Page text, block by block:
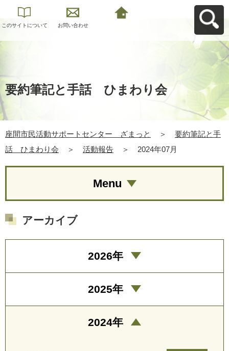
このサイトについて お問い合わせ
要約筆記と手話 ひまわり会
座間市民活動サポートセンター ざまっと ＞
要約筆記と手
話 ひまわり会
＞ 活動報告 ＞ 2024年07月
Menu
アーカイブ
2026年
2025年
2024年